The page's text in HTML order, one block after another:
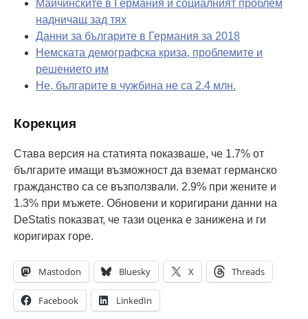
Майчинските в Германия и социалният проблем
надничащ зад тях
Данни за българите в Германия за 2018
Немската демографска криза, проблемите и
решението им
Не, българите в чужбина не са 2.4 млн.
Корекция
Става версия на статията показваше, че 1.7% от
българите имащи възможност да вземат германско
гражданство са се възползвали. 2.9% при жените и
1.3% при мъжете. Обновени и коригирани данни на
DeStatis показват, че тази оценка е занижена и ги
коригирах горе.
Mastodon Bluesky X Threads
Facebook LinkedIn